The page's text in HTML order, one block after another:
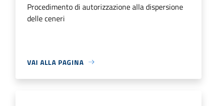
Procedimento di autorizzazione alla dispersione
delle ceneri
VAI ALLA PAGINA